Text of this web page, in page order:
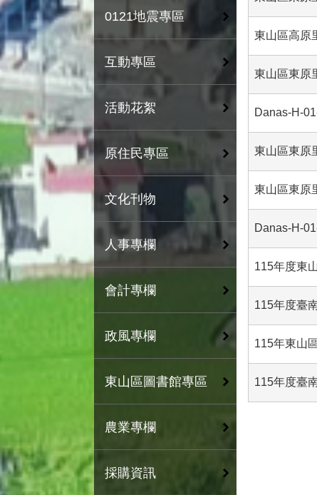
0121地震專區
互動專區
活動花絮
原住民專區
文化刊物
人事專欄
會計專欄
政風專欄
東山區圖書館專區
農業專欄
採購資訊
東山區高原
東山區東原
Danas-H-
東山區東原
東山區東原
Danas-H-
115年度東
115年度臺
115年東山
115年度臺